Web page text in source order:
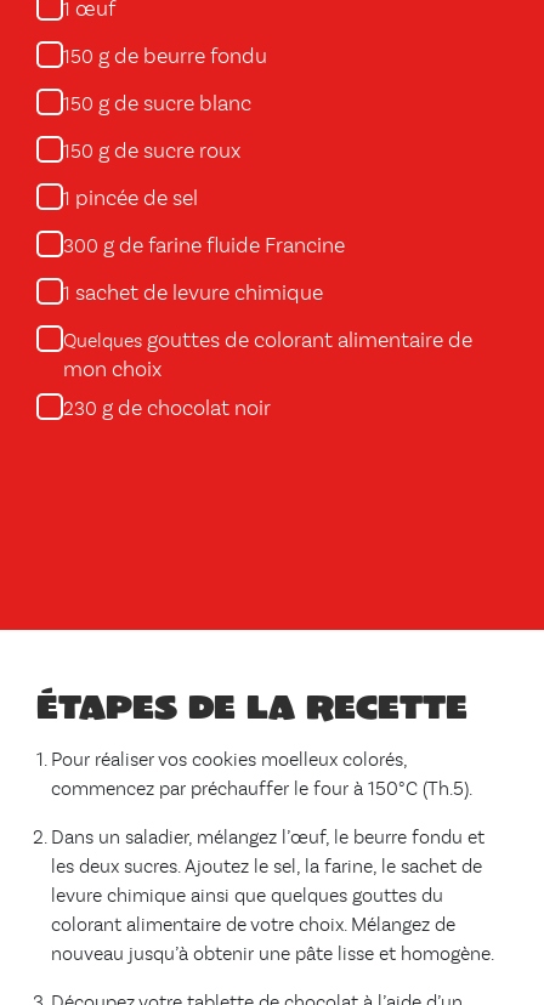
1 œuf
150 g de beurre fondu
150 g de sucre blanc
150 g de sucre roux
1 pincée de sel
300 g de farine fluide Francine
1 sachet de levure chimique
Quelques gouttes de colorant alimentaire de
mon choix
230 g de chocolat noir
Étapes de la recette
Pour réaliser vos cookies moelleux colorés,
commencez par préchauffer le four à 150°C (Th.5).
Dans un saladier, mélangez l’œuf, le beurre fondu et
les deux sucres. Ajoutez le sel, la farine, le sachet de
levure chimique ainsi que quelques gouttes du
colorant alimentaire de votre choix. Mélangez de
nouveau jusqu’à obtenir une pâte lisse et homogène.